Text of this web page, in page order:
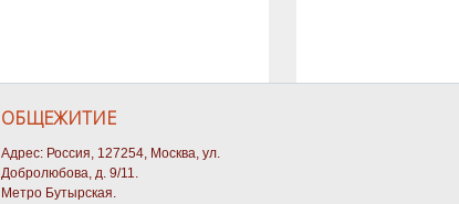
ОБЩЕЖИТИЕ
Адрес: Россия, 127254, Москва, ул.
Добролюбова, д. 9/11.
Метро Бутырская.